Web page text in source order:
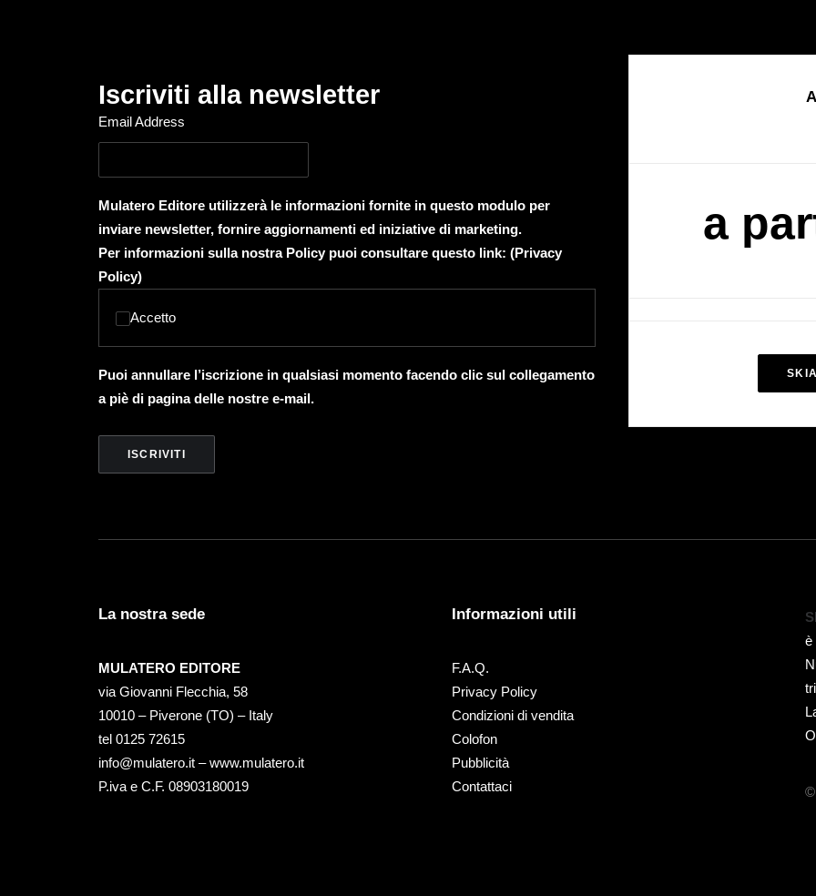
Iscriviti alla newsletter
Email Address
Mulatero Editore utilizzerà le informazioni fornite in questo modulo per
inviare newsletter, fornire aggiornamenti ed iniziative di marketing.
Per informazioni sulla nostra Policy puoi consultare questo link: (Privacy
Policy)
Accetto
Puoi annullare l’iscrizione in qualsiasi momento facendo clic sul collegamento
a piè di pagina delle nostre e-mail.
a
La nostra sede
MULATERO EDITORE
via Giovanni Flecchia, 58
10010 – Piverone (TO) – Italy
tel ‭0125 72615‬
info@mulatero.it –www.mulatero.it
P.iva e C.F. 08903180019
Informazioni utili
F.A.Q.
Privacy Policy
Condizioni di vendita
Colofon
Pubblicità
Contattaci
è
©